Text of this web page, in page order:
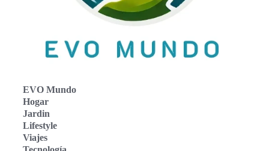
EVO Mundo
Hogar
Jardin
Lifestyle
Viajes